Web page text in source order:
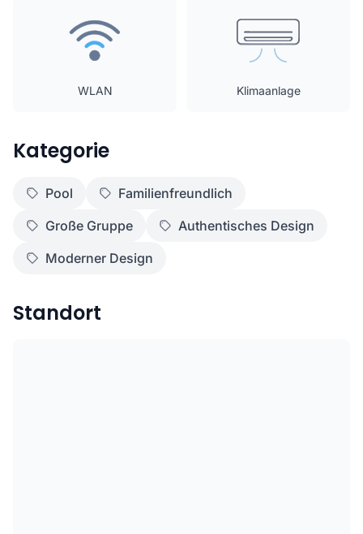
WLAN Klimaanlage
Kategorie
Pool
Familienfreundlich
Große Gruppe
Authentisches Design
Moderner Design
Standort